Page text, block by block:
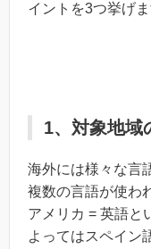
イントを3つ挙げま
1、対象地域
海外には様々な言
複数の言語が使わ
アメリカ = 英語と
よってはスペイン